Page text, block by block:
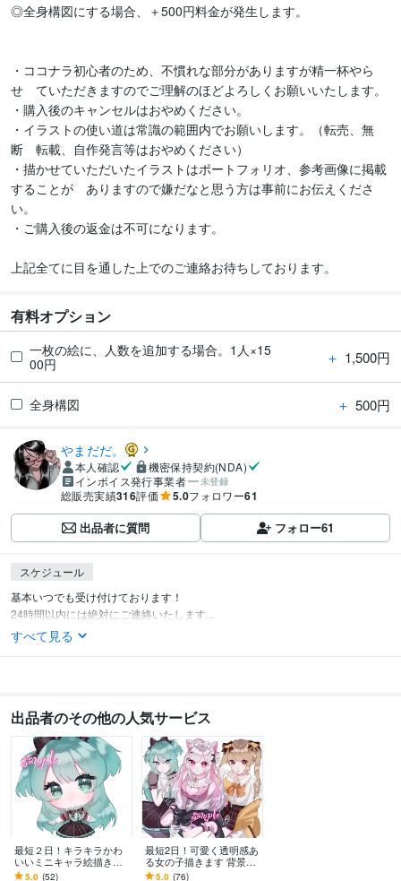
◎全身構図にする場合、＋500円料金が発生します。
・ココナラ初心者のため、不慣れな部分がありますが精一杯やら
せ　ていただきますのでご理解のほどよろしくお願いいたします。
・購入後のキャンセルはおやめください。
・イラストの使い道は常識の範囲内でお願いします。（転売、無
断　転載、自作発言等はおやめください）
・描かせていただいたイラストはポートフォリオ、参考画像に掲載
することが　ありますので嫌だなと思う方は事前にお伝えくださ
い。
・ご購入後の返金は不可になります。
上記全てに目を通した上でのご連絡お待ちしております。
有料オプション
一枚の絵に、人数を追加する場合。1人×15
00円
＋ 1,500円
全身構図 ＋ 500円
やまだだ。
本人確認
機密保持契約(NDA)
インボイス発行事業者
未登録
総販売実績316評価 5.0フォロワー61
出品者に質問 フォロー61
スケジュール
基本いつでも受け付けております！
24時間以内には絶対にご連絡いたします...
すべて見る
出品者のその他の人気サービス
最短２日！キラキラかわ
いいミニキャラ絵描きま
す 商用、二次利用可！ア
5.0 (52)
最短2日！可愛く透明感あ
る女の子描きます 背景無
料、商用、二次利用可！
5.0 (76)